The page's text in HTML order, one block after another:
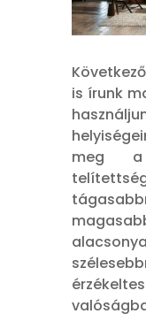
is írunk
meg a